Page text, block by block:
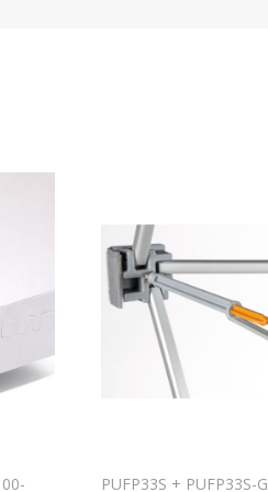
PUFP33S + PUFP33S-G